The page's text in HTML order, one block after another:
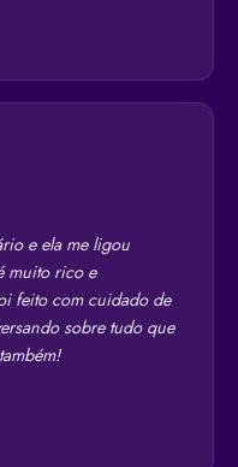
e ela me ligou
muito rico e
feito com cuidado de
sobre tudo que